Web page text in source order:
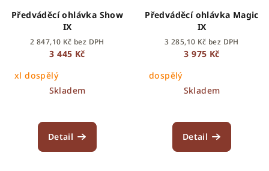
Předváděcí ohlávka Show
IX
2 847,10 Kč bez DPH
3 445 Kč
xl dospělý
Skladem
Detail
Předváděcí ohlávka Magic
IX
3 285,10 Kč bez DPH
3 975 Kč
dospělý
Skladem
Detail